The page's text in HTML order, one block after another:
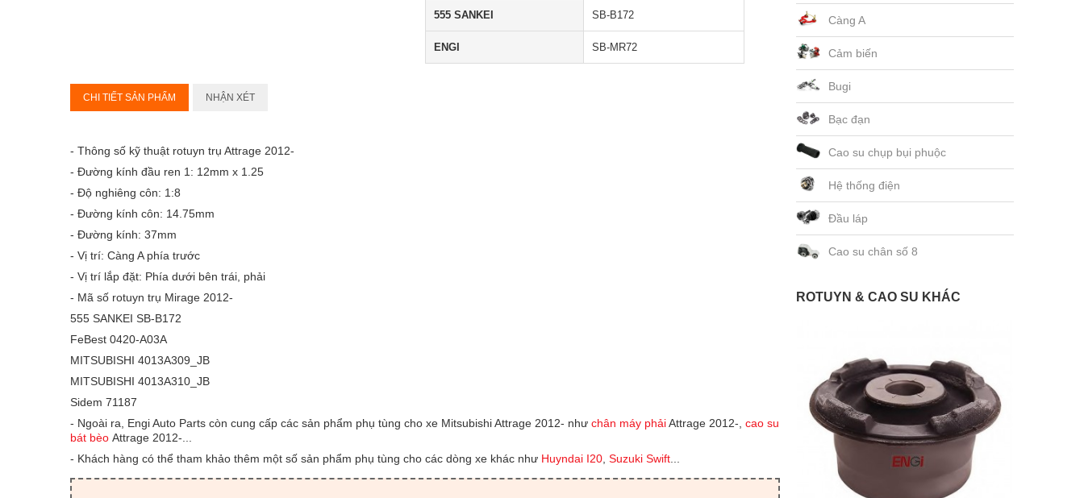
555 SANKEI SB-B172
ENGI SB-MR72
CHI TIẾT SẢN PHẨM NHẬN XÉT
- Thông số kỹ thuật rotuyn trụ Attrage 2012-
- Đường kính đầu ren 1: 12mm x 1.25
- Độ nghiêng côn: 1:8
- Đường kính côn: 14.75mm
- Đường kính: 37mm
- Vị trí: Càng A phía trước
- Vị trí lắp đặt: Phía dưới bên trái, phải
- Mã số rotuyn trụ Mirage 2012-
555 SANKEI SB-B172
FeBest 0420-A03A
MITSUBISHI 4013A309_JB
MITSUBISHI 4013A310_JB
Sidem 71187
- Ngoài ra, Engi Auto Parts còn cung cấp các sản phẩm phụ tùng cho xe Mitsubishi Attrage 2012- như chân máy phảiAttrage 2012-, cao su
bát bèo Attrage 2012-...
- Khách hàng có thể tham khảo thêm một số sản phẩm phụ tùng cho các dòng xe khác như Huyndai I20 Suzuki Swift
Càng A
Cảm biến
Bugi
Bạc đạn
Cao su chụp bụi phuộc
Hệ thống điện
Đầu láp
Cao su chân số 8
ROTUYN & CAO SU KHÁC